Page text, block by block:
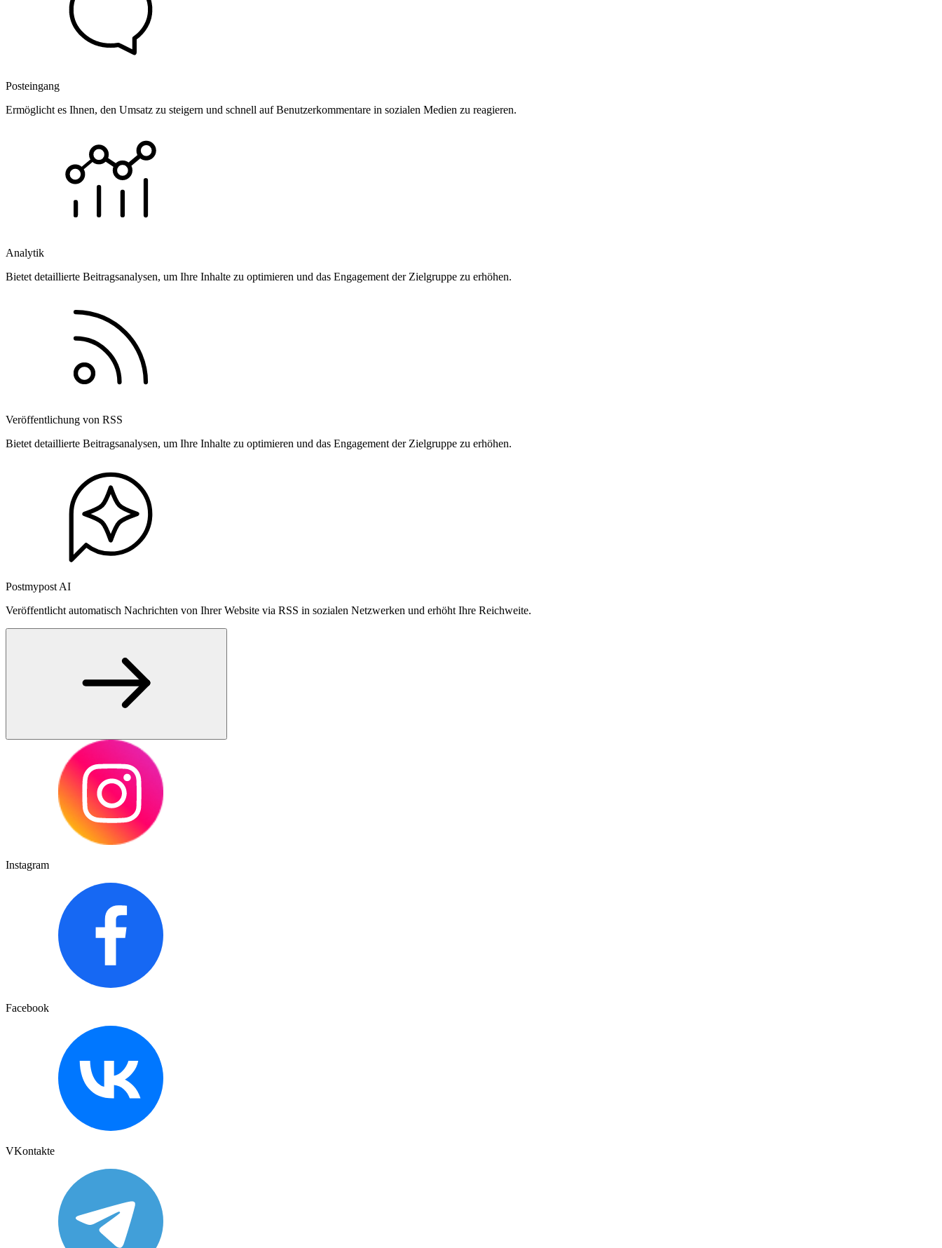
Posteingang
Ermöglicht es Ihnen, den Umsatz zu steigern und schnell auf Benutzerkommentare in sozialen Medien zu reagieren.
Analytik
Bietet detaillierte Beitragsanalysen, um Ihre Inhalte zu optimieren und das Engagement der Zielgruppe zu erhöhen.
Veröffentlichung von RSS
Bietet detaillierte Beitragsanalysen, um Ihre Inhalte zu optimieren und das Engagement der Zielgruppe zu erhöhen.
Postmypost AI
Veröffentlicht automatisch Nachrichten von Ihrer Website via RSS in sozialen Netzwerken und erhöht Ihre Reichweite.
Instagram
Facebook
VKontakte